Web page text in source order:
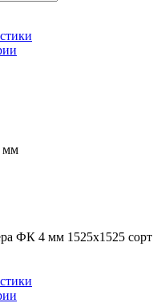
мм
ФК 4 мм 1525х1525 сорт